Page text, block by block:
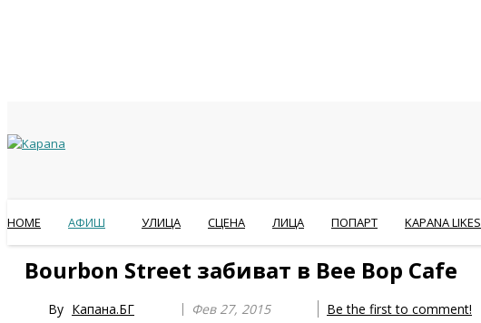
HOME АФИШ УЛИЦА СЦЕНА ЛИЦА ПОПАРТ KAPANA LIKES
Bourbon Street забиват в Bee Bop Cafe
By Капана.БГ Фев 27, 2015 Be the first to comment!
Year
Month
Year
Month